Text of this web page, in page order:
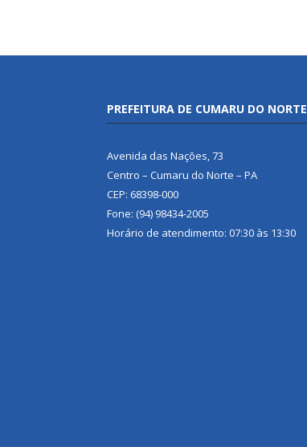
PREFEITURA DE CUMARU DO NORTE
Avenida das Nações, 73
Centro – Cumaru do Norte – PA
CEP: 68398-000
Fone: (94) 98434-2005
Horário de atendimento: 07:30 às 13:30